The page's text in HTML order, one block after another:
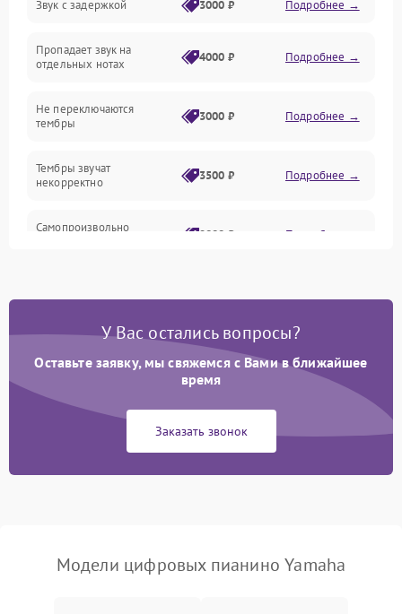
Подключения и интерфейсы
Педали и стойка
Аудио
Оптика
Звук с задержкой 3000 ₽ Подробнее →
Пропадает звук на
отдельных нотах
4000 ₽ Подробнее →
Не переключаются
тембры
3000 ₽ Подробнее →
Тембры звучат
некорректно
3500 ₽ Подробнее →
Самопроизвольно
2800 ₽ Подробнее →
У Вас остались вопросы?
Оставьте заявку, мы свяжемся с Вами в ближайшее
время
Заказать звонок
Модели цифровых пианино Yamaha